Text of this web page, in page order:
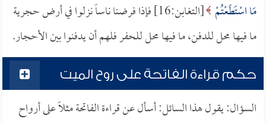
مَا اسْتَطَعْتُمْ
[التغابن:16] فإذا فرضنا ناساً نزلوا في أرض حجرية
ما فيها محل للدفن، ما فيها محل للحفر فلهم أن يدفنوا بين الأحجار.
حكم قراءة الفاتحة على روح الميت
السؤال: يقول هذا السائل: أسأل عن قراءة الفاتحة مثلاً على أرواح